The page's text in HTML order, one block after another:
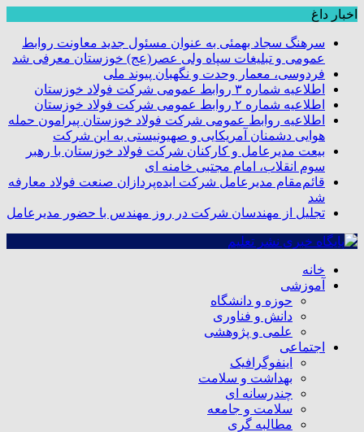
اخبار داغ
سرهنگ سجاد بهمئی به عنوان مسئول جدید معاونت روابط
عمومی و تبلیغات سپاه ولی عصر(عج) خوزستان معرفی شد
فردوسی، معمار وحدت و نگهبان پیوند ملی
اطلاعیه شماره ۳ روابط عمومی شرکت فولاد خوزستان
اطلاعیه شماره ۲ روابط عمومی شرکت فولاد خوزستان
اطلاعیه روابط عمومی شرکت فولاد خوزستان پیرامون حمله
هوایی دشمنان آمریکایی و صهیونیستی به این شرکت
بیعت مدیرعامل و کارکنان شرکت فولاد خوزستان با رهبر
سوم انقلاب، امام مجتبی خامنه ای
قائم‌مقام مدیرعامل شرکت ایده‌پردازان صنعت فولاد معارفه
شد
تجلیل از مهندسان شرکت در روز مهندس با حضور مدیرعامل
خانه
آموزشی
حوزه و دانشگاه
دانش و فناوری
علمی و پژوهشی
اجتماعی
اینفوگرافیک
بهداشت و سلامت
چندرسانه ای
سلامت و جامعه
مطالبه گری